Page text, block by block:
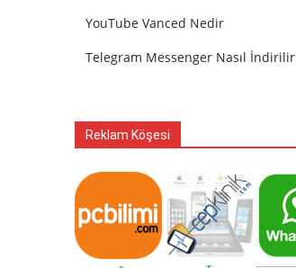
YouTube Vanced Nedir
Telegram Messenger Nasıl İndirilir
Reklam Köşesi